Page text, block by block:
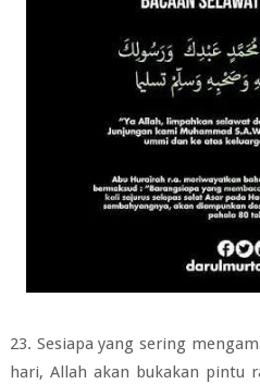
23. Sesiapa yang sering
hari, Allah akan bukakan pintu